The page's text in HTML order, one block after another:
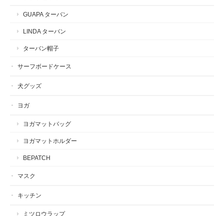
GUAPA ターバン
LINDA ターバン
ターバン帽子
サーフボードケース
犬グッズ
ヨガ
ヨガマットバッグ
ヨガマットホルダー
BEPATCH
マスク
キッチン
ミツロウラップ